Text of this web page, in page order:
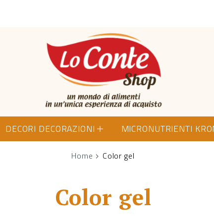
Lo Conte Shop
DECORI DECORAZIONI MICRONUTRIENTI
Home Color gel
Color gel